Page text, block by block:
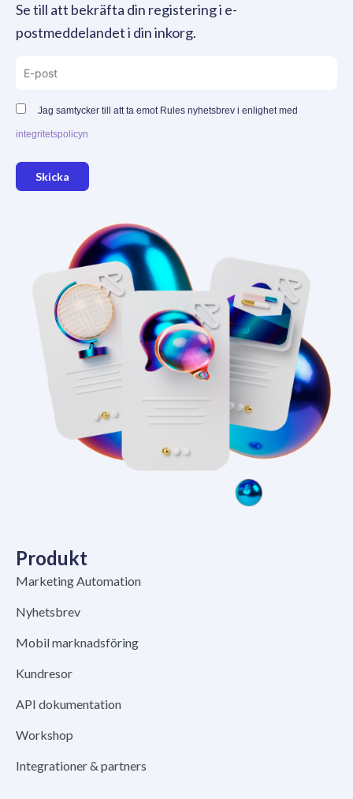
Se till att bekräfta din registering i e-
postmeddelandet i din inkorg.
Jag samtycker till att ta emot Rules nyhetsbrev i enlighet med
integritetspolicyn
Skicka
Produkt
Marketing Automation
Nyhetsbrev
Mobil marknadsföring
Kundresor
API dokumentation
Workshop
Integrationer & partners